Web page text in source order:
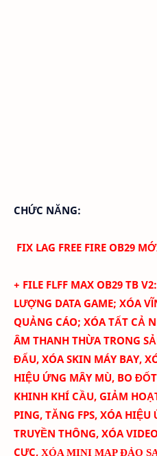
CHỨC NĂNG:
FIX LAG FREE FIRE OB29
+ FILE FLFF MAX OB29 TB V2:
LƯỢNG DATA GAME; XÓA
QUẢNG CÁO; XÓA TẤT CẢ
ÂM THANH THỪA TRONG
ĐẤU, XÓA SKIN MÁY BAY,
HIỆU ỨNG MÂY MÙ, BO
KHINH KHÍ CẦU, GIẢM
PING, TĂNG FPS, XÓA
TRUYỀN THÔNG, XÓA
CỰC, XÓA MINI MAP ĐẢO